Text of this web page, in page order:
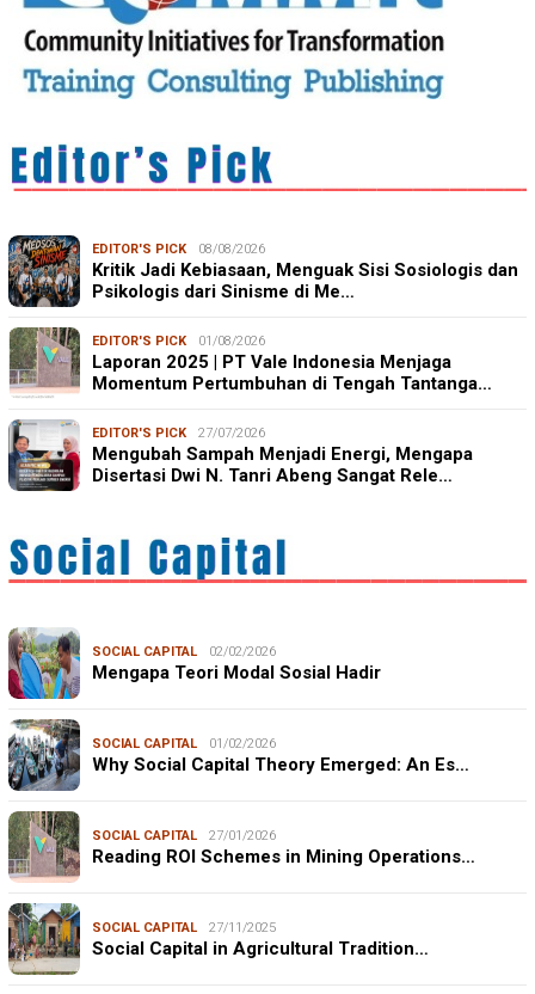
EDITOR'S PICK 08/08/2026
Kritik Jadi Kebiasaan, Menguak Sisi Sosiologis dan
Psikologis dari Sinisme di Me…
EDITOR'S PICK 01/08/2026
Laporan 2025 | PT Vale Indonesia Menjaga
Momentum Pertumbuhan di Tengah Tantanga…
EDITOR'S PICK 27/07/2026
Mengubah Sampah Menjadi Energi, Mengapa
Disertasi Dwi N. Tanri Abeng Sangat Rele…
SOCIAL CAPITAL 02/02/2026
Mengapa Teori Modal Sosial Hadir
SOCIAL CAPITAL 01/02/2026
Why Social Capital Theory Emerged: An Es…
SOCIAL CAPITAL 27/01/2026
Reading ROI Schemes in Mining Operations…
SOCIAL CAPITAL 27/11/2025
Social Capital in Agricultural Tradition…